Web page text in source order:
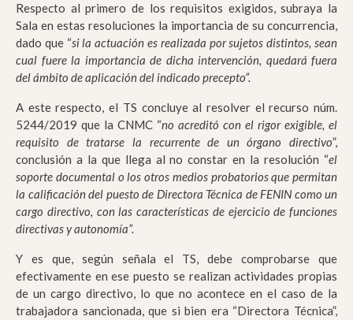
Respecto al primero de los requisitos exigidos, subraya la
Sala en estas resoluciones la importancia de su concurrencia,
dado que “si la actuación es realizada por sujetos distintos, sean
cual fuere la importancia de dicha intervención, quedará fuera
del ámbito de aplicación del indicado precepto”.
A este respecto, el TS concluye al resolver el recurso núm.
5244/2019 que la CNMC “no acreditó con el rigor exigible, el
requisito de tratarse la recurrente de un órgano directivo”,
conclusión a la que llega al no constar en la resolución “el
soporte documental o los otros medios probatorios que permitan
la calificación del puesto de Directora Técnica de FENIN como un
cargo directivo, con las características de ejercicio de funciones
directivas y autonomía”.
Y es que, según señala el TS, debe comprobarse que
efectivamente en ese puesto se realizan actividades propias
de un cargo directivo, lo que no acontece en el caso de la
trabajadora sancionada, que si bien era “Directora Técnica”,